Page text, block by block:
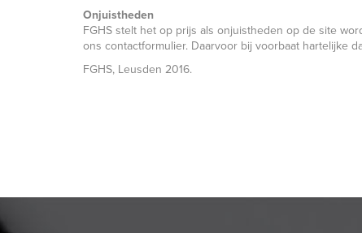
Onjuistheden
FGHS stelt het op prijs als onjuistheden op de site
ons contactformulier. Daarvoor bij voorbaat hartelijke
FGHS, Leusden 2016.